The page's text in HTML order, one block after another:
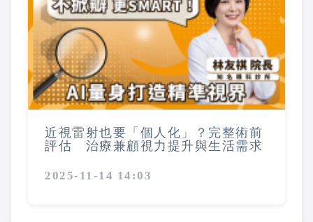
近視雷射也要「個人化」？完整術前
評估 治療兼顧視力提升與生活需求
2025-11-14 14:03